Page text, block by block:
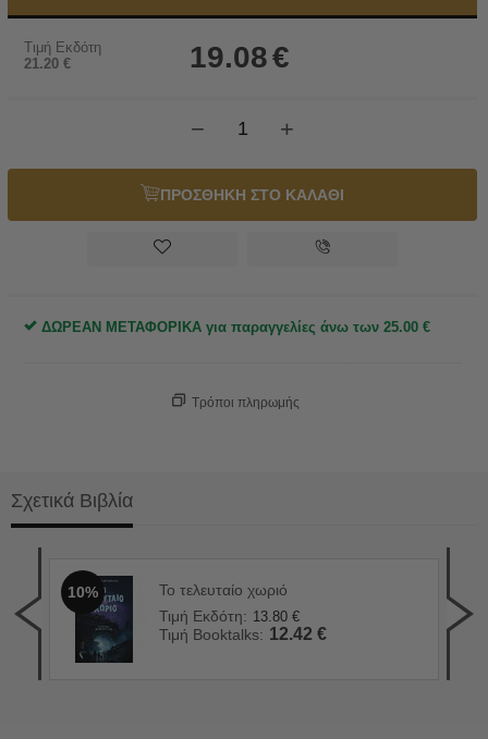
Τιμή Εκδότη
21.20 € 19.08€
+
−
ΠΡΟΣΘΗΚΗ ΣΤΟ ΚΑΛΑΘΙ
ΔΩΡΕΑΝ ΜΕΤΑΦΟΡΙΚΑ για παραγγελίες άνω των 25.00 €
Τρόποι πληρωμής
Σχετικά Βιβλία
10%
Το τελευταίο χωριό
Τιμή Εκδότη: 13.80 €
Τιμή Booktalks: 12.42 €